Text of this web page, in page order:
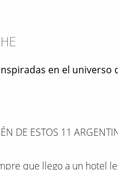
en el universo
DE ESTOS 11
que llego a un hotel